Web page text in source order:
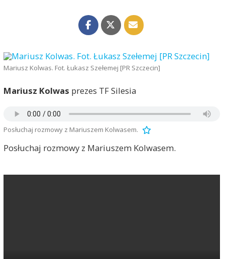
Mariusz Kolwas. Fot. Łukasz Szełemej [PR Szczecin]
Mariusz Kolwas prezes TF Silesia
Posłuchaj rozmowy z Mariuszem Kolwasem.
Posłuchaj rozmowy z Mariuszem Kolwasem.